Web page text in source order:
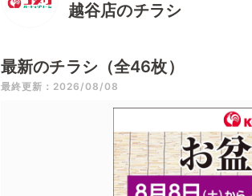
越谷店のチラシ
最新のチラシ（全46枚）
最終更新：2026/08/08